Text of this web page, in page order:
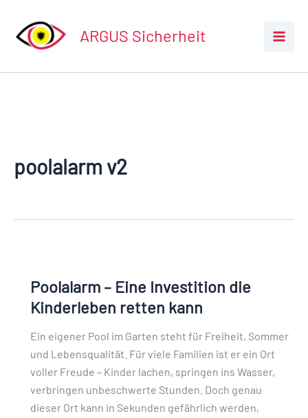
Inhalt
springen
ARGUS Sicherheit
poolalarm v2
Poolalarm – Eine Investition die
Kinderleben retten kann
Ein eigener Pool im Garten steht für Freiheit, Sommer
und Lebensqualität. Für viele Familien ist er ein Ort
voller Freude – Kinder lachen, springen ins Wasser,
verbringen unbeschwerte Stunden. Doch genau
dieser Ort kann in Sekunden gefährlich werden,
Eine
Investition
Kinderleben
retten
kann